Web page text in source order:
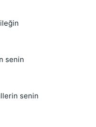
senin
senin